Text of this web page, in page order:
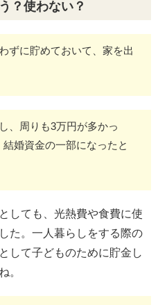
？使わない？
ずに貯めておいて、家を出
、周りも3万円が多かっ
婚資金の一部になったと
しても、光熱費や食費に使
た。一人暮らしをする際の
して子どものために貯金し
。